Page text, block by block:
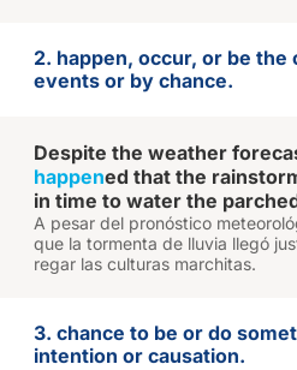
2. happen, occur, or be the
events or by chance.
Despite the weather
happened that the
in time to water the
A pesar del pronóstico
que la tormenta de lluvia llegó
regar las culturas marchitas.
3. chance to be or do
intention or causation.